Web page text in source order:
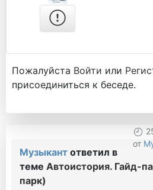
Пожалуйста Войти или
присоединиться к беседе.
от
Музыкант ответил в
теме Автоистория. Гайд-
парк)